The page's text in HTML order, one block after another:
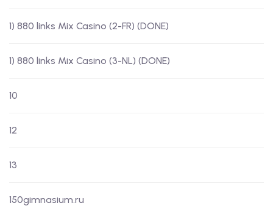
1) 880 links Mix Casino (2-FR) (DONE)
1) 880 links Mix Casino (3-NL) (DONE)
10
12
13
150gimnasium.ru